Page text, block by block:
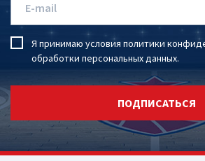
Я принимаю условия политики
обработки персональных данных.
ПОДПИСАТЬСЯ